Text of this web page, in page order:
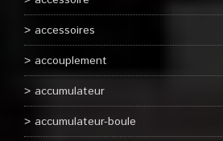
accessoires
accouplement
accumulateur
accumulateur-boule